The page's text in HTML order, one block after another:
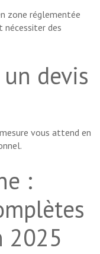
zone réglementée
nécessiter des
devis
vous attend en
:
2025